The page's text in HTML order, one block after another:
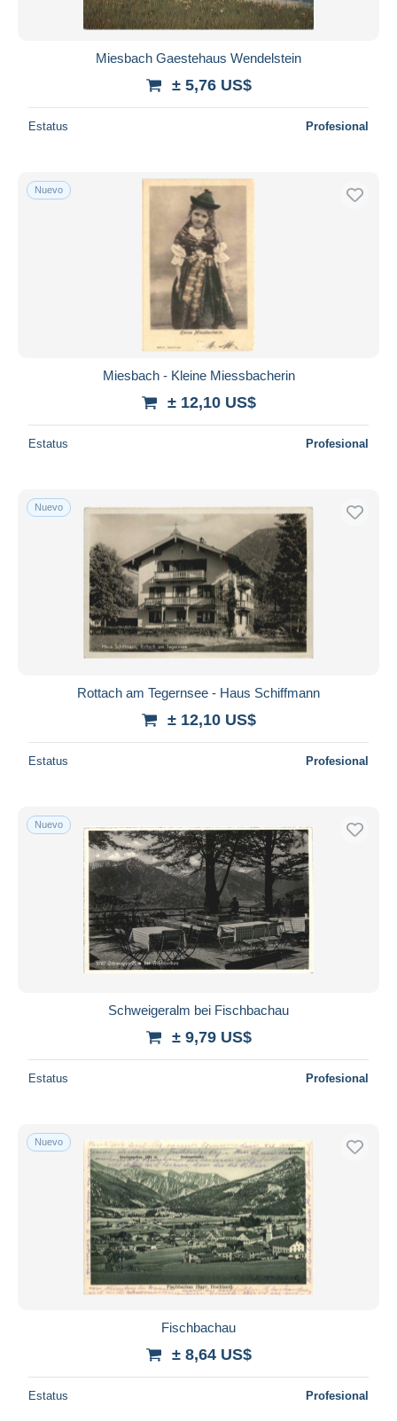
Miesbach Gaestehaus Wendelstein
± 5,76 US$
Estatus Profesional
Nuevo
Miesbach - Kleine Miessbacherin
± 12,10 US$
Estatus Profesional
Nuevo
Rottach am Tegernsee - Haus Schiffmann
± 12,10 US$
Estatus Profesional
Nuevo
Schweigeralm bei Fischbachau
± 9,79 US$
Estatus Profesional
Nuevo
Fischbachau
± 8,64 US$
Estatus Profesional